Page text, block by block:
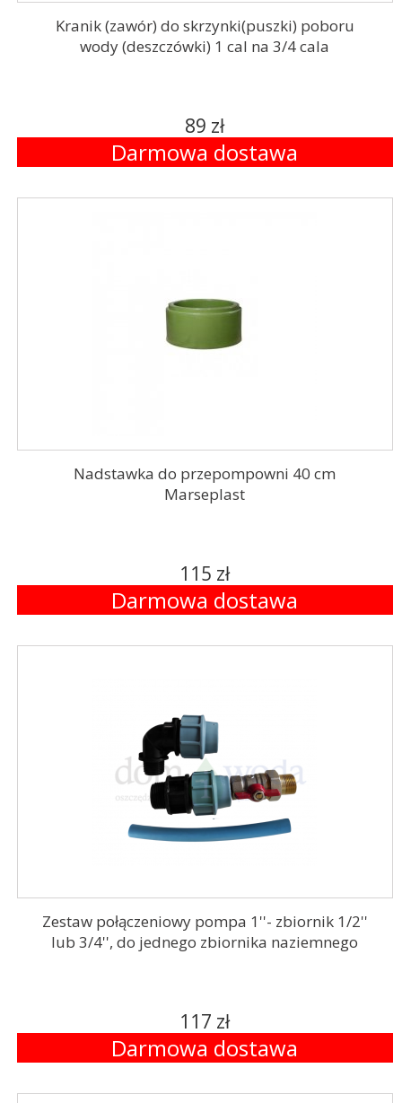
Kranik (zawór) do skrzynki(puszki) poboru
wody (deszczówki) 1 cal na 3/4 cala
89 zł
Darmowa dostawa
Nadstawka do przepompowni 40 cm
Marseplast
115 zł
Darmowa dostawa
Zestaw połączeniowy pompa 1''- zbiornik 1/2''
lub 3/4'', do jednego zbiornika naziemnego
117 zł
Darmowa dostawa